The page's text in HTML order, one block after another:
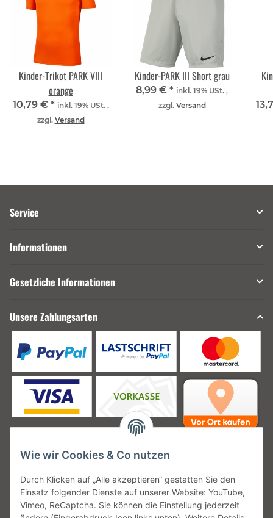
Kinder-Trikot PARK VIII
orange
10,79 € * inkl. 19% USt. ,
zzgl. Versand
Kinder-PARK III Short grau
8,99 € * inkl. 19% USt. ,
zzgl. Versand
Service
Informationen
Gesetzliche Informationen
Unsere Zahlungsarten
Unsere Versanddienstleister
Wie wir Cookies & Co nutzen
Durch Klicken auf „Alle akzeptieren“ gestatten Sie den
Einsatz folgender Dienste auf unserer Website: YouTube,
Vimeo, ReCaptcha. Sie können die Einstellung jederzeit